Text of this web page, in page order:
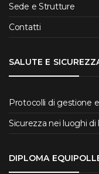
Sede e Strutture
Contatti
SALUTE E
Protocolli di gestione
Sicurezza nei luoghi di
DIPLOMA